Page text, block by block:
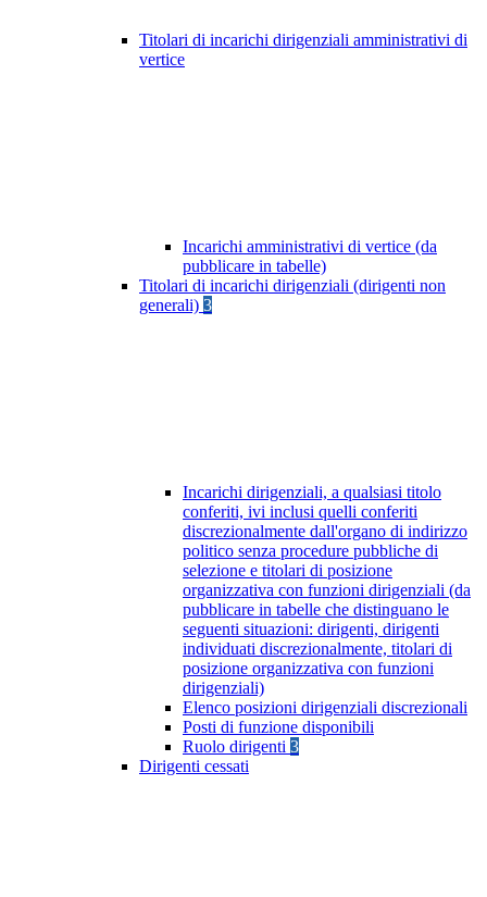
Titolari di incarichi dirigenziali amministrativi di
vertice
Incarichi amministrativi di vertice (da
pubblicare in tabelle)
Titolari di incarichi dirigenziali (dirigenti non
generali) 3
Incarichi dirigenziali, a qualsiasi titolo
conferiti, ivi inclusi quelli conferiti
discrezionalmente dall'organo di indirizzo
politico senza procedure pubbliche di
selezione e titolari di posizione
organizzativa con funzioni dirigenziali (da
pubblicare in tabelle che distinguano le
seguenti situazioni: dirigenti, dirigenti
individuati discrezionalmente, titolari di
posizione organizzativa con funzioni
dirigenziali)
Elenco posizioni dirigenziali discrezionali
Posti di funzione disponibili
Ruolo dirigenti 3
Dirigenti cessati